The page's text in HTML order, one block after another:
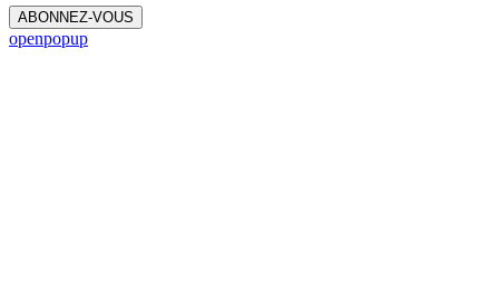
ABONNEZ-VOUS
openpopup